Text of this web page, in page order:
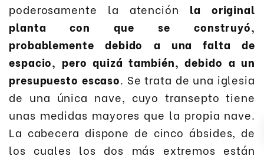
poderosamente la atención la original
planta con que se construyó,
probablemente debido a una falta de
espacio, pero quizá también, debido a un
presupuesto escaso. Se trata de una iglesia
de una única nave, cuyo transepto tiene
unas medidas mayores que la propia nave.
La cabecera dispone de cinco ábsides, de
los cuales los dos más extremos están